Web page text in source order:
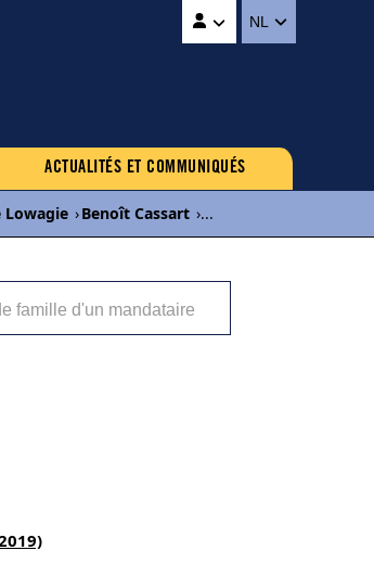
NL
ACTUALITÉS ET COMMUNIQUÉS
Lowagie ›Benoît Cassart ›...